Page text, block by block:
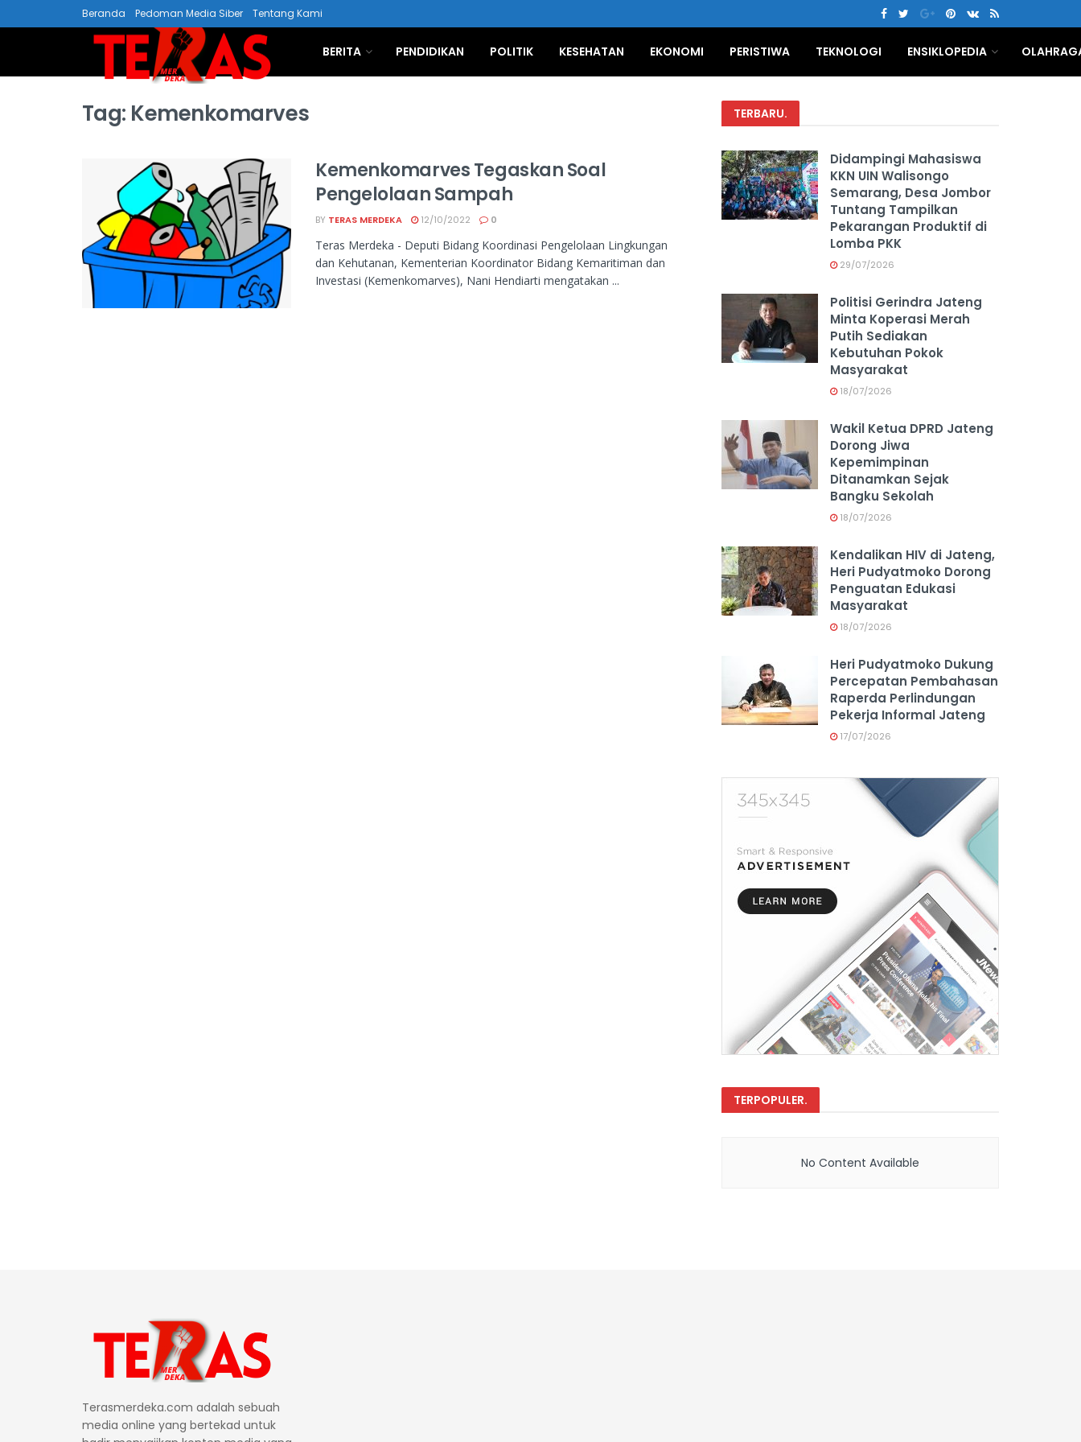
Beranda Pedoman Media Siber Tentang Kami
BERITA PENDIDIKAN POLITIK KESEHATAN EKONOMI PERISTIWA TEKNOLOGI ENSIKLOPEDIA
Tag: Kemenkomarves
Kemenkomarves Tegaskan Soal
Pengelolaan Sampah
BY TERAS MERDEKA 12/10/2022 0
Teras Merdeka - Deputi Bidang Koordinasi Pengelolaan Lingkungan
dan Kehutanan, Kementerian Koordinator Bidang Kemaritiman dan
Investasi (Kemenkomarves), Nani Hendiarti mengatakan ...
TERBARU.
Didampingi Mahasiswa
KKN UIN Walisongo
Semarang, Desa Jombor
Tuntang Tampilkan
Pekarangan Produktif di
Lomba PKK
29/07/2026
Politisi Gerindra Jateng
Minta Koperasi Merah
Putih Sediakan
Kebutuhan Pokok
Masyarakat
18/07/2026
Wakil Ketua DPRD Jateng
Dorong Jiwa
Kepemimpinan
Ditanamkan Sejak
Bangku Sekolah
18/07/2026
Kendalikan HIV di Jateng,
Heri Pudyatmoko Dorong
Penguatan Edukasi
Masyarakat
18/07/2026
Heri Pudyatmoko Dukung
Percepatan Pembahasan
Raperda Perlindungan
Pekerja Informal Jateng
17/07/2026
TERPOPULER.
No Content Available
Terasmerdeka.com adalah sebuah
media online yang bertekad untuk